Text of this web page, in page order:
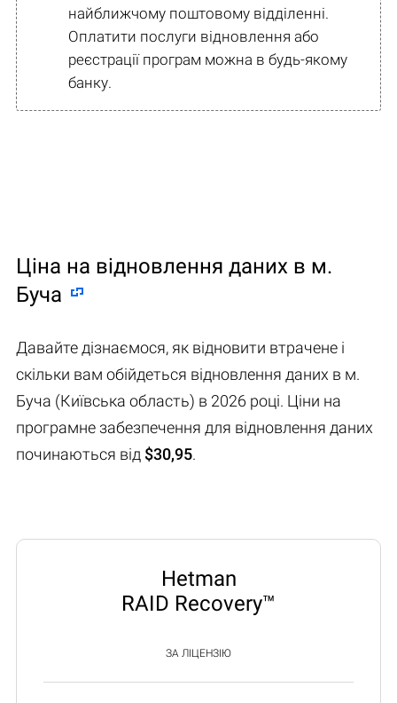
найближчому поштовому відділенні.
Оплатити послуги відновлення або
реєстрації програм можна в будь-якому
банку.
Ціна на відновлення даних в м.
Буча
Давайте дізнаємося, як відновити втрачене і
скільки вам обійдеться відновлення даних в м.
Буча (Київська область) в 2026 році. Ціни на
програмне забезпечення для відновлення даних
починаються від $30,95.
Hetman
RAID Recovery™
ЗА ЛІЦЕНЗІЮ